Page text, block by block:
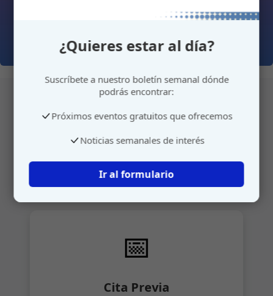
manera rápida y sencilla.
📅
Cita Previa
¿Quieres estar al día?
Suscríbete a nuestro boletín semanal dónde
podrás encontrar:
Próximos eventos gratuitos que ofrecemos
Noticias semanales de interés
Ir al formulario